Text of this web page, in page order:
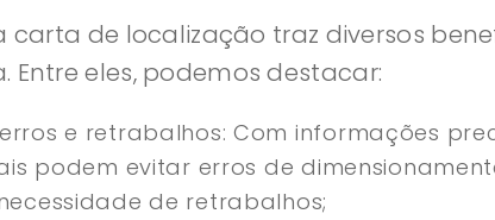
carta de localização traz diversos
Entre eles, podemos destacar:
e retrabalhos: Com informações
podem evitar erros de
de retrabalhos;